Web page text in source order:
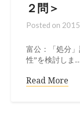
２問＞
Posted on
富公：「処分
性”を検討しま
Read More